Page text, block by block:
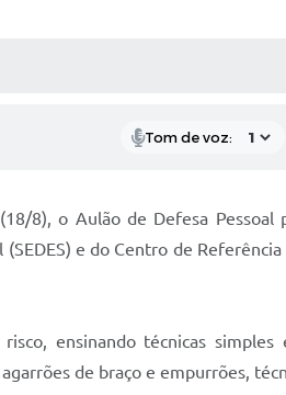
Tom de voz:
8), o Aulão de Defesa
e do Centro de
ensinando técnicas
de braço e empurrões,